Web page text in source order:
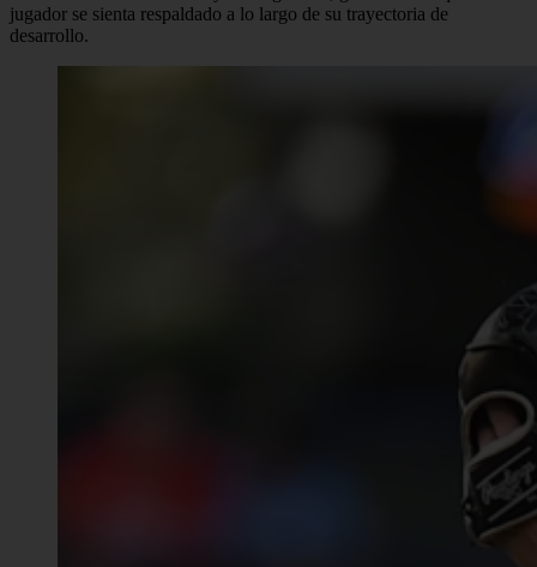
jugador se sienta respaldado a lo largo de su trayectoria de
desarrollo.